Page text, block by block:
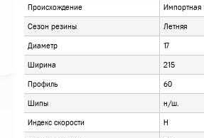
ОПИСАНИЕ
ОТЗЫВЫ